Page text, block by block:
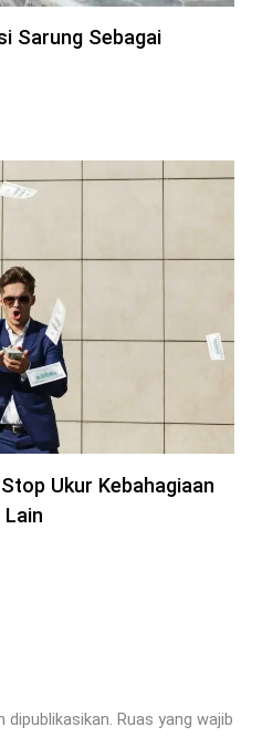
Sarung Sebagai
Ukur Kebahagiaan
dipublikasikan. Ruas yang wajib